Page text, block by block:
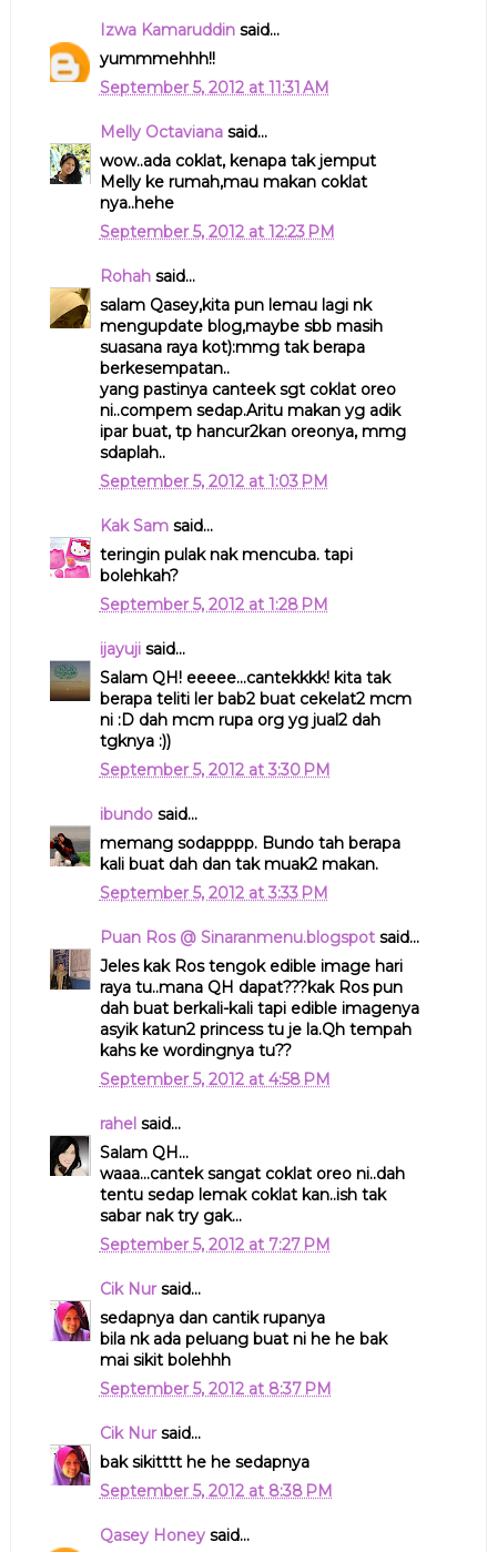
Izwa Kamaruddinsaid...
yummmehhh!!
September 5, 2012 at 11:31 AM
Melly Octavianasaid...
wow..ada coklat, kenapa tak jemput
Melly ke rumah,mau makan coklat
nya..hehe
September 5, 2012 at 12:23 PM
Rohahsaid...
salam Qasey,kita pun lemau lagi nk
mengupdate blog,maybe sbb masih
suasana raya kot):mmg tak berapa
berkesempatan..
yang pastinya canteek sgt coklat oreo
ni..compem sedap.Aritu makan yg adik
ipar buat, tp hancur2kan oreonya, mmg
sdaplah..
September 5, 2012 at 1:03 PM
Kak Samsaid...
teringin pulak nak mencuba. tapi
bolehkah?
September 5, 2012 at 1:28 PM
ijayujisaid...
Salam QH! eeeee...cantekkkk! kita tak
berapa teliti ler bab2 buat cekelat2 mcm
ni :D dah mcm rupa org yg jual2 dah
tgknya :))
September 5, 2012 at 3:30 PM
ibundosaid...
memang sodapppp. Bundo tah berapa
kali buat dah dan tak muak2 makan.
September 5, 2012 at 3:33 PM
Puan Ros @ Sinaranmenu.blogspotsaid...
Jeles kak Ros tengok edible image hari
raya tu..mana QH dapat???kak Ros pun
dah buat berkali-kali tapi edible imagenya
asyik katun2 princess tu je la.Qh tempah
kahs ke wordingnya tu??
September 5, 2012 at 4:58 PM
rahelsaid...
Salam QH...
waaa...cantek sangat coklat oreo ni..dah
tentu sedap lemak coklat kan..ish tak
sabar nak try gak...
September 5, 2012 at 7:27 PM
Cik Nursaid...
sedapnya dan cantik rupanya
bila nk ada peluang buat ni he he bak
mai sikit bolehhh
September 5, 2012 at 8:37 PM
Cik Nursaid...
bak sikitttt he he sedapnya
September 5, 2012 at 8:38 PM
Qasey Honeysaid...